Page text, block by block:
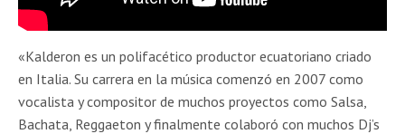
«Kalderon es un polifacético productor ecuatoriano criado
en Italia. Su carrera en la música comenzó en 2007 como
vocalista y compositor de muchos proyectos como Salsa,
Bachata, Reggaeton y finalmente colaboró con muchos Dj’s